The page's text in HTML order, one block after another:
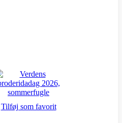
Tilføj som favorit